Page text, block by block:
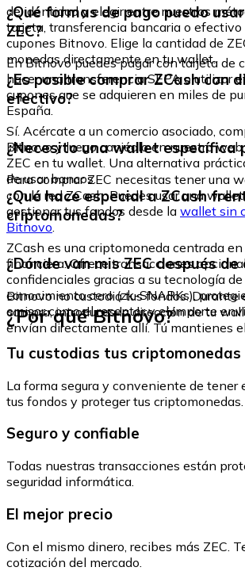
de identidad y elegir entre nuestros
tarjeta, transferencia bancaria o efectivo
cupones Bitnovo. Elige la cantidad de
monedas directamente en tu wallet.
¿Qué formas de pago puedo
ZEC?
En Bitnovo puedes pagar con tarjeta de
hacer una transferencia SEPA o utilizar
cupones que se adquieren en miles de
España.
¿Es posible comprar ZCash con
efectivo?
Sí. Acércate a un comercio asociado,
Bitnovo y luego canjéalo en nuestra
ZEC en tu wallet. Una alternativa
de usar bancos.
¿Necesito una wallet específica
Para comprar ZEC necesitas tener una
con la red ZCash. Puedes usar una
gestionar tus fondos desde la wallet sin
Bitnovo.
¿Qué hace especial a ZCash
criptomonedas?
ZCash es una criptomoneda centrada
financiera. Ofrece transacciones
confidenciales gracias a su tecnología
conocimiento cero (zk-SNARKs),
emisor como el receptor y el importe
¿Dónde van mis ZEC después
Bitnovo no custodia tus fondos. Durante
compra, introduces la dirección de tu
envían directamente allí. Tú mantienes
¿Por qué Bitnovo?
Tu custodias tus criptomonedas
La forma segura y conveniente de tener
tus fondos y proteger tus criptomonedas.
Seguro y confiable
Todas nuestras transacciones están
seguridad informática.
El mejor precio
Con el mismo dinero, recibes más ZEC.
cotización del mercado.